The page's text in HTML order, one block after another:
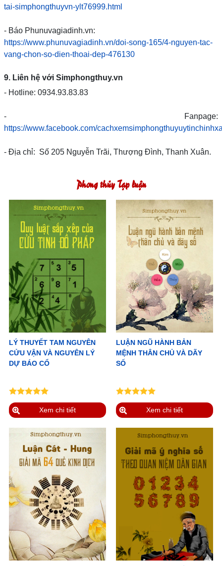
tai-simphongthuyvn-ylt76999.html
- Báo Phunuvagiadinh.vn:
https://www.phunuvagiadinh.vn/doi-song-165/4-nguyen-tac-
vang-chon-so-dien-thoai-dep-476130
9. Liên hệ với Simphongthuy.vn
- Hotline: 0934.93.83.83
- Fanpage:
https://www.facebook.com/
- Địa chỉ: Số 205 Nguyễn Trãi, Thượng Đình, Thanh Xuân.
Phong thủy Tạp luận
LÝ THUYẾT TAM NGUYÊN
CỬU VẬN VÀ NGUYÊN LÝ
DỰ BÁO CỔ
Xem chi tiết
LUẬN NGŨ HÀNH BẢN
MỆNH THÂN CHỦ VÀ DÃY
SỐ
Xem chi tiết